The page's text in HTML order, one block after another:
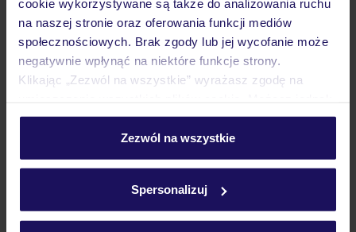
cookie wykorzystywane są także do analizowania ruchu
na naszej stronie oraz oferowania funkcji mediów
społecznościowych. Brak zgody lub jej wycofanie może
negatywnie wpłynąć na niektóre funkcje strony.
Klikając „Zezwól na wszystkie” wyrażasz zgodę na
personalizować swój wybór wchodząc w zakładkę
Szczegółowe informacje o plikach cookie znajdziesz
Zezwól na wszystkie
Spersonalizuj
Hotel
Opinie
Wyżywienie